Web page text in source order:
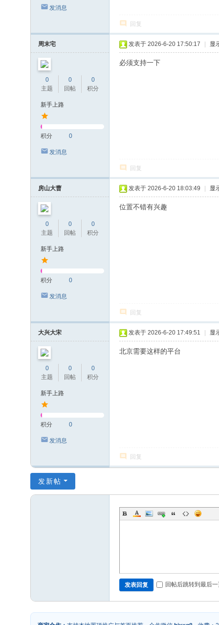
发消息
回复
周末宅
0
主题
0
回帖
0
积分
新手上路
积分 0
发消息
发表于 2026-6-20 17:50:17 显
必须支持一下
回复
房山大曹
0
主题
0
回帖
0
积分
新手上路
积分 0
发消息
发表于 2026-6-20 18:03:49 显
位置不错有兴趣
回复
大兴大宋
0
主题
0
回帖
0
积分
新手上路
积分 0
发消息
发表于 2026-6-20 17:49:51 显
北京需要这样的平台
回复
发新帖
发表回复 回帖后跳转到最后